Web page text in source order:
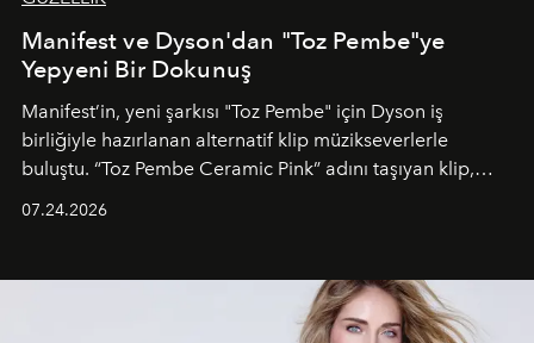
Manifest ve Dyson'dan "Toz Pembe"ye
Yepyeni Bir Dokunuş
Manifest’in, yeni şarkısı "Toz Pembe" için Dyson iş
birliğiyle hazırlanan alternatif klip müzikseverlerle
buluştu. “Toz Pembe Ceramic Pink” adını taşıyan klip,
unsurlarından biri olarak öne çıkıyor.
07.24.2026